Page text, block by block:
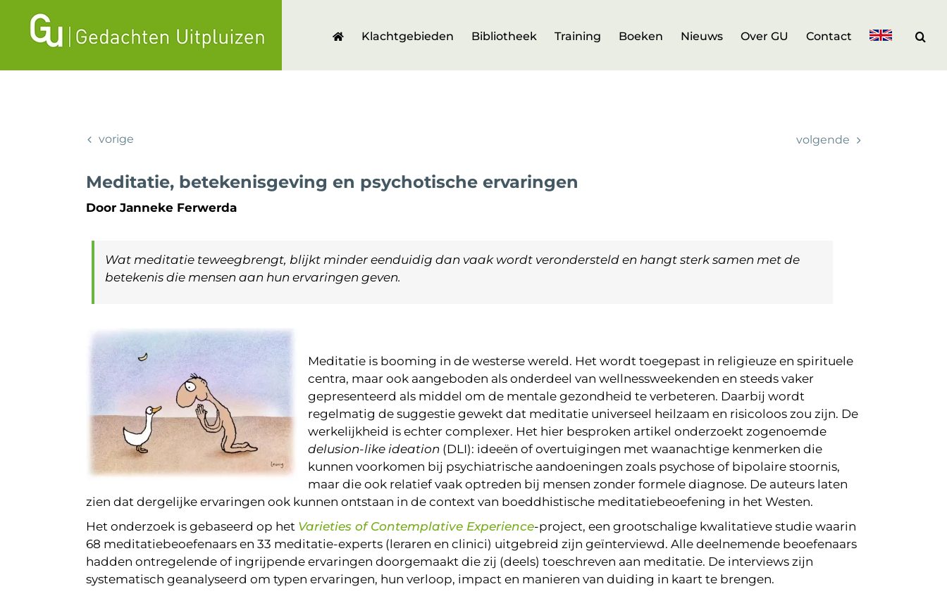
inhoud
Klachtgebieden Bibliotheek Training Boeken Nieuws Over GU Contact
vorige volgende
Meditatie, betekenisgeving en psychotische ervaringen
Door Janneke Ferwerda
Wat meditatie teweegbrengt, blijkt minder eenduidig dan vaak wordt verondersteld en hangt sterk samen met de
betekenis die mensen aan hun ervaringen geven.
Meditatie is booming in de westerse wereld. Het wordt toegepast in religieuze en spirituele
centra, maar ook aangeboden als onderdeel van wellnessweekenden en steeds vaker
gepresenteerd als middel om de mentale gezondheid te verbeteren. Daarbij wordt
regelmatig de suggestie gewekt dat meditatie universeel heilzaam en risicoloos zou zijn. De
werkelijkheid is echter complexer. Het hier besproken artikel onderzoekt zogenoemde
delusion-like ideation (DLI): ideeën of overtuigingen met waanachtige kenmerken die
kunnen voorkomen bij psychiatrische aandoeningen zoals psychose of bipolaire stoornis,
maar die ook relatief vaak optreden bij mensen zonder formele diagnose. De auteurs laten
zien dat dergelijke ervaringen ook kunnen ontstaan in de context van boeddhistische meditatiebeoefening in het Westen.
Het onderzoek is gebaseerd op het Varieties of Contemplative Experience-project, een grootschalige kwalitatieve studie waarin
68 meditatiebeoefenaars en 33 meditatie-experts (leraren en clinici) uitgebreid zijn geïnterviewd. Alle deelnemende beoefenaars
hadden ontregelende of ingrijpende ervaringen doorgemaakt die zij (deels) toeschreven aan meditatie. De interviews zijn
systematisch geanalyseerd om typen ervaringen, hun verloop, impact en manieren van duiding in kaart te brengen.